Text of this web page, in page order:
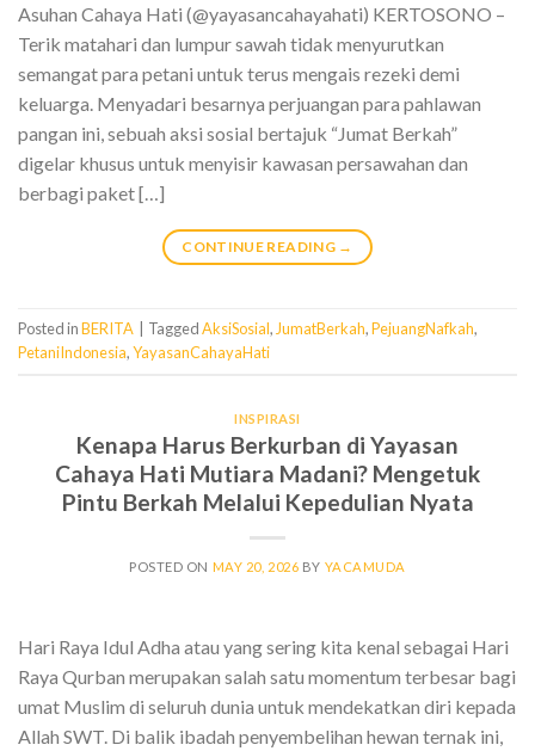
Asuhan Cahaya Hati (@yayasancahayahati) KERTOSONO –
Terik matahari dan lumpur sawah tidak menyurutkan
semangat para petani untuk terus mengais rezeki demi
keluarga. Menyadari besarnya perjuangan para pahlawan
pangan ini, sebuah aksi sosial bertajuk “Jumat Berkah”
digelar khusus untuk menyisir kawasan persawahan dan
berbagi paket […]
CONTINUE READING →
Posted inBERITA TaggedAksiSosial, JumatBerkah,PejuangNafkah,
PetaniIndonesia,YayasanCahayaHati
INSPIRASI
Kenapa Harus Berkurban di Yayasan
Cahaya Hati Mutiara Madani? Mengetuk
Pintu Berkah Melalui Kepedulian Nyata
POSTED ON MAY 20, 2026 BY YACAMUDA
Hari Raya Idul Adha atau yang sering kita kenal sebagai Hari
Raya Qurban merupakan salah satu momentum terbesar bagi
umat Muslim di seluruh dunia untuk mendekatkan diri kepada
Allah SWT. Di balik ibadah penyembelihan hewan ternak ini,